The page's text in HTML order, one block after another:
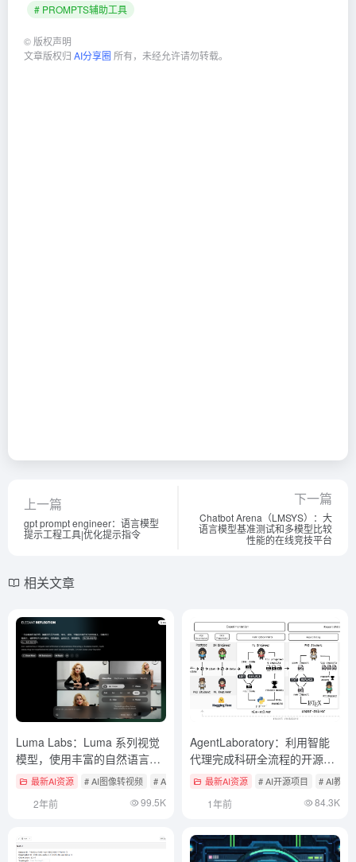
# PROMPTS辅助工具
© 版权声明
文章版权归 AI分享圈 所有，未经允许请勿转载。
上一篇
gpt prompt engineer：语言模型
提示工程工具|优化提示指令
下一篇
Chatbot Arena（LMSYS）：大
语言模型基准测试和多模型比较
性能的在线竞技平台
相关文章
Luma Labs：Luma 系列视觉
模型，使用丰富的自然语言描
述来生成高质量图像和视频
最新AI资源 # AI图像转视频 # AI在线生成图像
2年前 99.5K
AgentLaboratory：利用智能
代理完成科研全流程的开源工
具 最新AI资源 # AI开源项目 # AI教育
1年前 84.3K